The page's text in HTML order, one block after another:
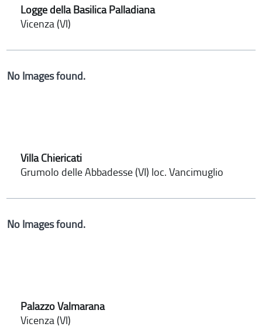
Logge della Basilica Palladiana
Vicenza (VI)
No Images found.
Villa Chiericati
Grumolo delle Abbadesse (VI) loc. Vancimuglio
No Images found.
Palazzo Valmarana
Vicenza (VI)